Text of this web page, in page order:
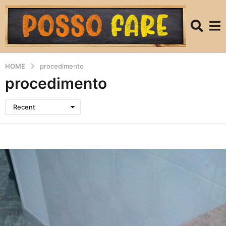
HOME procedimento
procedimento
Recent